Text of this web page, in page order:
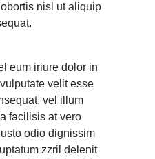
nisl ut aliquip
eum iriure dolor in
velit esse
vel illum
facilisis at vero
odio dignissim
zzril delenit